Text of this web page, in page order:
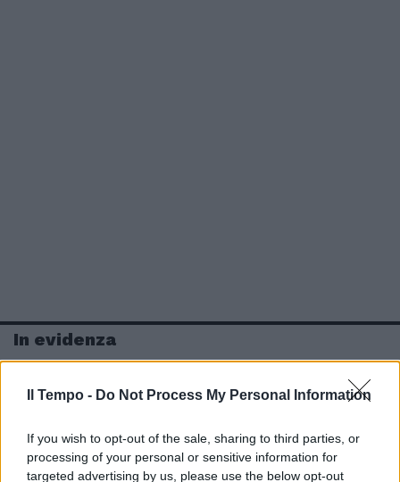
Il Tempo - Do Not Process My Personal Information
If you wish to opt-out of the sale, sharing to third parties, or
processing of your personal or sensitive information for
targeted advertising by us, please use the below opt-out
In evidenza